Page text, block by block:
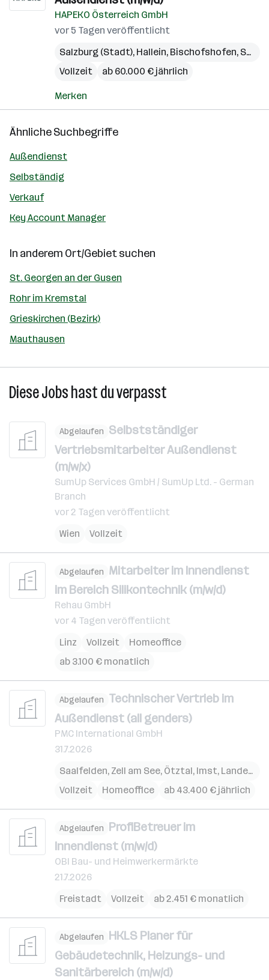
HAPEKO Österreich GmbH
vor 5 Tagen veröffentlicht
Salzburg (Stadt), Hallein, Bischofshofen, Seekirchen am Wallersee
Vollzeit
ab 60.000 € jährlich
Merken
Ähnliche Suchbegriffe
Außendienst
Selbständig
Verkauf
Key Account Manager
In anderem Ort/Gebiet suchen
St. Georgen an der Gusen
Rohr im Kremstal
Grieskirchen (Bezirk)
Mauthausen
Diese Jobs hast du verpasst
Abgelaufen Selbstständiger
Vertriebsmitarbeiter Außendienst
(m/w/x)
SumUp Services GmbH / SumUp Ltd. - German
Branch
vor 2 Tagen veröffentlicht
Wien
Vollzeit
Abgelaufen Mitarbeiter im Innendienst
im Bereich Silikontechnik (m/w/d)
Rehau GmbH
vor 4 Tagen veröffentlicht
Linz
Vollzeit
Homeoffice
ab 3.100 € monatlich
Abgelaufen Technischer Vertrieb im
Außendienst (all genders)
PMC International GmbH
31.7.2026
Saalfelden, Zell am See, Ötztal, Imst, Landeck
Vollzeit
Homeoffice ab 43.400 € jährlich
Abgelaufen ProfiBetreuer im
Innendienst (m/w/d)
OBI Bau- und Heimwerkermärkte
21.7.2026
Freistadt
Vollzeit ab 2.451 € monatlich
Abgelaufen HKLS Planer für
Gebäudetechnik, Heizungs- und
Sanitärbereich (m/w/d)